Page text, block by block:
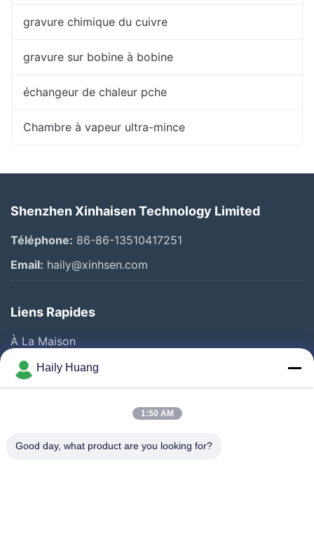
gravure chimique du cuivre
gravure sur bobine à bobine
échangeur de chaleur pche
Chambre à vapeur ultra-mince
Shenzhen Xinhaisen Technology Limited
Téléphone: 86-86-13510417251
Email: haily@xinhsen.com
Liens Rapides
À La Maison
Produits
Vidéos
Visite D'usine
Haily Huang
1:50 AM
Good day, what product are you looking for?